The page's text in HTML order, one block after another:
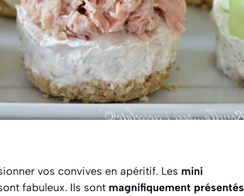
vos convives en apéritif. Les mini
fabuleux. Ils sont magnifiquement présentés